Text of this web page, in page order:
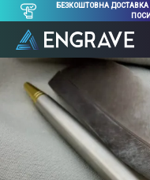
БЕЗКОШТОВНА ДОСТАВКА